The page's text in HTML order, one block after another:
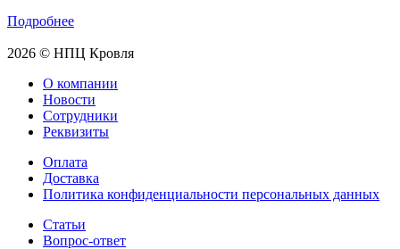
Подробнее
2026 © НПЦ Кровля
О компании
Новости
Сотрудники
Реквизиты
Оплата
Доставка
Политика конфиденциальности персональных данных
Статьи
Вопрос-ответ